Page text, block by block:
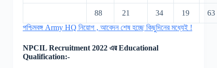
88 21 34 19
63
পশ্চিমবঙ্গ Army HQ নিয়োগ , আবেদন শেষ হচ্ছে কিছুদিনের মধ্যেই !
NPCIL Recruitment 2022 এর Educational
Qualification:-